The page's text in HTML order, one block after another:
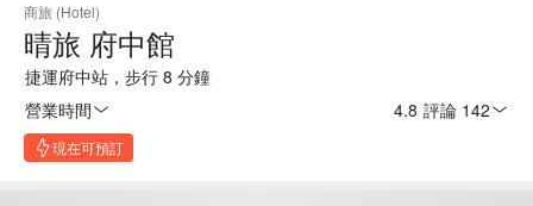
商旅 (Hotel)
晴旅 府中館
捷運府中站，步行 8 分鐘
營業時間
4.8 評論 142
現在可預訂